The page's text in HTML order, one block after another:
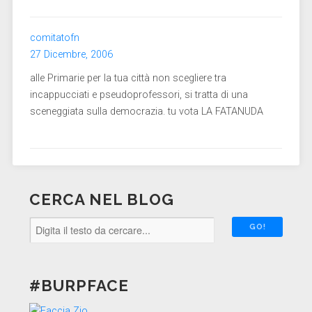
comitatofn
27 Dicembre, 2006
alle Primarie per la tua città non scegliere tra
incappucciati e pseudoprofessori, si tratta di una
sceneggiata sulla democrazia. tu vota LA FATANUDA
CERCA NEL BLOG
#BURPFACE